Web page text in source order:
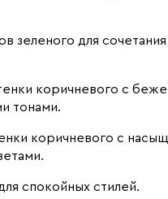
зеленого для сочетания
коричневого с
тонами.
коричневого с
спокойных стилей.